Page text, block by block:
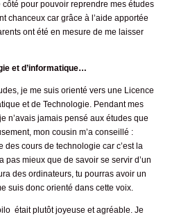
côté pour pouvoir reprendre mes études
chanceux car grâce à l’aide apportée
ont été en mesure de me laisser
et d’informatique…
je me suis orienté vers une Licence
et de Technologie. Pendant mes
n’avais jamais pensé aux études que
mon cousin m’a conseillé :
des cours de technologie car c’est la
pas mieux que de savoir se servir d’un
des ordinateurs, tu pourras avoir un
suis donc orienté dans cette voix.
était plutôt joyeuse et agréable. Je